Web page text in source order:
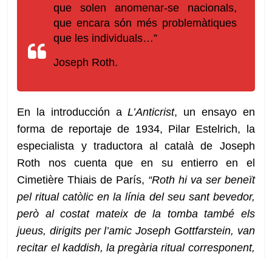
que solen anomenar-se nacionals,
que encara són més problemàtiques
que les individuals…”
Joseph Roth.
En la introducción aL’Anticrist, un ensayo en
forma de reportaje de 1934, Pilar Estelrich, la
especialista y traductora al català de Joseph
Roth nos cuenta que en su entierro en el
Cimetière Thiais de París, “Roth hi va ser beneït
pel ritual catòlic en la línia del seu sant bevedor,
però al costat mateix de la tomba també els
jueus, dirigits per l’amic Joseph Gottfarstein, van
recitar el kaddish, la pregària ritual corresponent,